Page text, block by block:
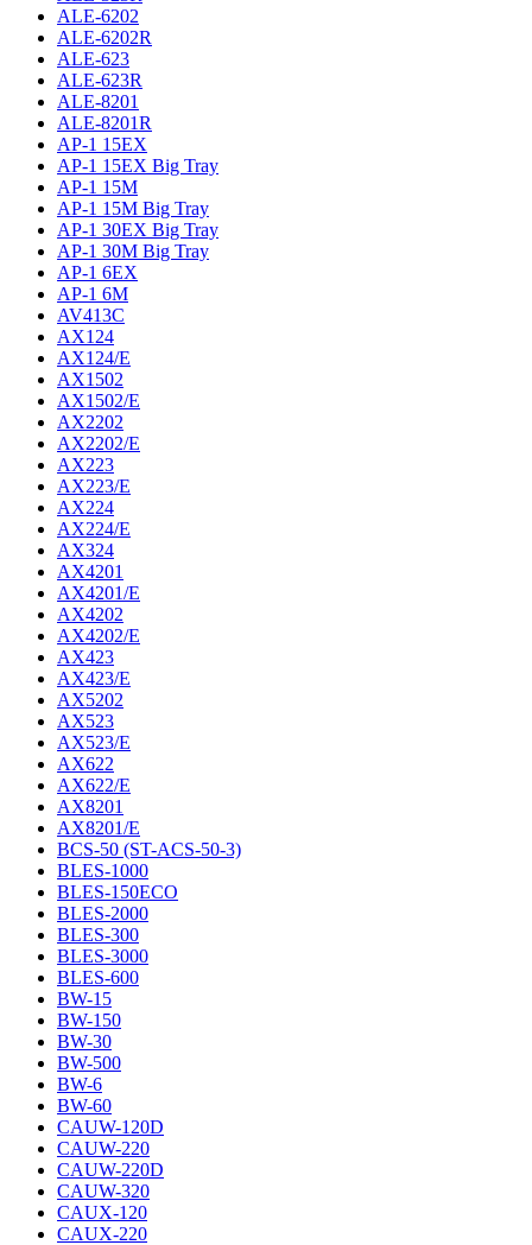
ALE-6202
ALE-6202R
ALE-623
ALE-623R
ALE-8201
ALE-8201R
AP-1 15EX
AP-1 15EX Big Tray
AP-1 15M
AP-1 15M Big Tray
AP-1 30EX Big Tray
AP-1 30M Big Tray
AP-1 6EX
AP-1 6M
AV413C
AX124
AX124/E
AX1502
AX1502/E
AX2202
AX2202/E
AX223
AX223/E
AX224
AX224/E
AX324
AX4201
AX4201/E
AX4202
AX4202/E
AX423
AX423/E
AX5202
AX523
AX523/E
AX622
AX622/E
AX8201
AX8201/E
BCS-50 (ST-ACS-50-3)
BLES-1000
BLES-150ECO
BLES-2000
BLES-300
BLES-3000
BLES-600
BW-15
BW-150
BW-30
BW-500
BW-6
BW-60
CAUW-120D
CAUW-220
CAUW-220D
CAUW-320
CAUX-120
CAUX-220